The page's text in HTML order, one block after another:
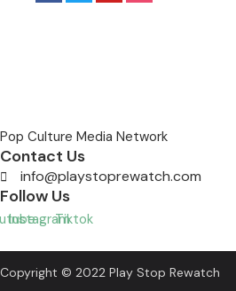
Pop Culture Media Network
Contact Us
info@playstoprewatch.com
Follow Us
InstagramTiktok
Copyright © 2022 Play Stop Rewatch